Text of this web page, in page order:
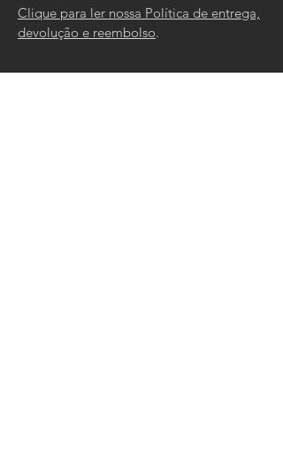
Clique para ler nossa Política de entrega,
devolução e reembolso.